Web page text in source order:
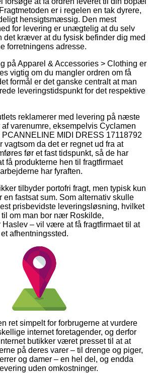
er i regelen en tak dyrere,
hensigtsmæssig. Den mest
for levering er unægtelig at du selv
det kræver at du fysisk befinder dig med
forretningens adresse.
på Apparel & Accessories > Clothing er
vigtig om du mangler ordren om få
formål er det ganske centralt at man
leveringstidspunkt for det respektive
reklamerer med levering på næste
varenumre, eksempelvis Cyclamen
MIDI DRESS 17118792
da det er regnet ud fra at
før et fast tidspunkt, så de har
få produkterne hen til fragtfirmaet
har fyraften.
tilbyder portofri fragt, men typisk kun
en fastsat sum. Som alternativ skulle
prisbevidste leveringsløsning, hvilket
om man bor nær Roskilde,
– vil være at få fragtfirmaet til at
afhentningssted.
ret simpelt for forbrugerne at vurdere
internet foretagender, og derfor
butikker været presset til at at
på deres varer – til drenge og piger,
og damer – en hel del, og endda
uden omkostninger.